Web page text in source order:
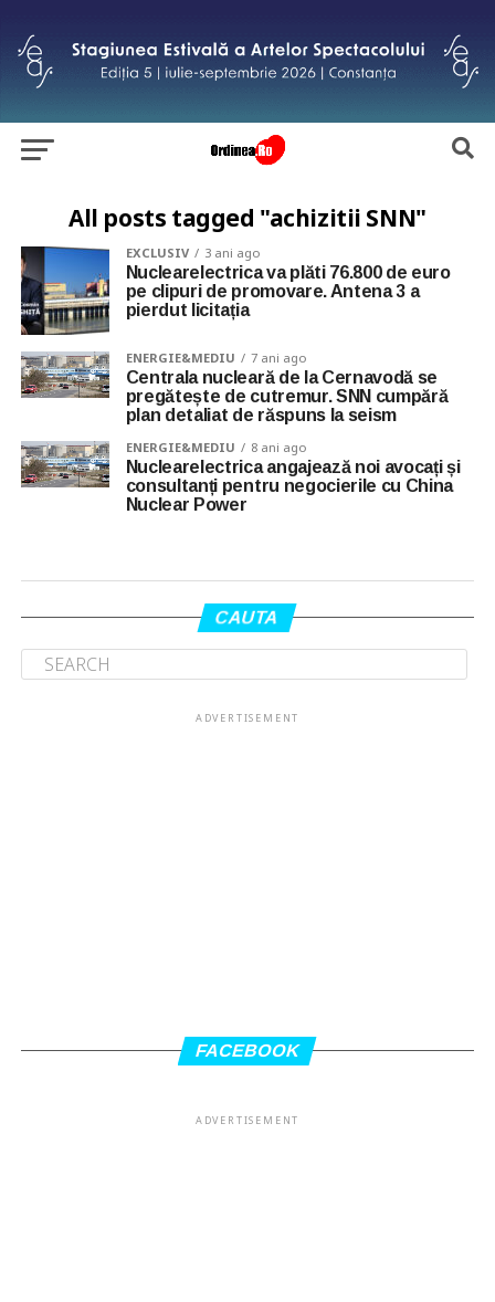
All posts tagged "achizitii SNN"
EXCLUSIV 3 ani ago
Nuclearelectrica va plăti 76.800 de euro
pe clipuri de promovare. Antena 3 a
pierdut licitația
ENERGIE&MEDIU 7 ani ago
Centrala nucleară de la Cernavodă se
pregătește de cutremur. SNN cumpără
plan detaliat de răspuns la seism
ENERGIE&MEDIU 8 ani ago
Nuclearelectrica angajează noi avocați și
consultanți pentru negocierile cu China
Nuclear Power
CAUTA
ADVERTISEMENT
FACEBOOK
ADVERTISEMENT